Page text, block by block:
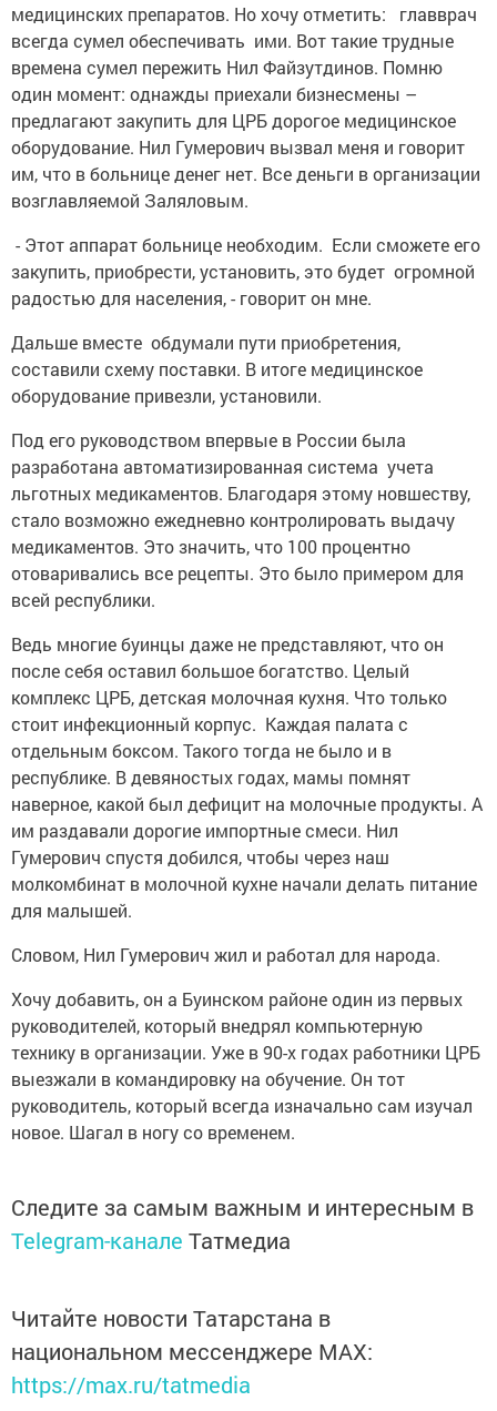
медицинских препаратов. Но хочу отметить: главврач
всегда сумел обеспечивать ими. Вот такие трудные
времена сумел пережить Нил Файзутдинов. Помню
один момент: однажды приехали бизнесмены –
предлагают закупить для ЦРБ дорогое медицинское
оборудование. Нил Гумерович вызвал меня и говорит
им, что в больнице денег нет. Все деньги в организации
возглавляемой Заляловым.
- Этот аппарат больнице необходим. Если сможете его
закупить, приобрести, установить, это будет огромной
радостью для населения, - говорит он мне.
Дальше вместе обдумали пути приобретения,
составили схему поставки. В итоге медицинское
оборудование привезли, установили.
Под его руководством впервые в России была
разработана автоматизированная система учета
льготных медикаментов. Благодаря этому новшеству,
стало возможно ежедневно контролировать выдачу
медикаментов. Это значить, что 100 процентно
отоваривались все рецепты. Это было примером для
всей республики.
Ведь многие буинцы даже не представляют, что он
после себя оставил большое богатство. Целый
комплекс ЦРБ, детская молочная кухня. Что только
стоит инфекционный корпус. Каждая палата с
отдельным боксом. Такого тогда не было и в
республике. В девяностых годах, мамы помнят
наверное, какой был дефицит на молочные продукты. А
им раздавали дорогие импортные смеси. Нил
Гумерович спустя добился, чтобы через наш
молкомбинат в молочной кухне начали делать питание
для малышей.
Словом, Нил Гумерович жил и работал для народа.
Хочу добавить, он а Буинском районе один из первых
руководителей, который внедрял компьютерную
технику в организации. Уже в 90-х годах работники ЦРБ
выезжали в командировку на обучение. Он тот
руководитель, который всегда изначально сам изучал
новое. Шагал в ногу со временем.
Следите за самым важным и интересным в
Telegram-канале Татмедиа
Читайте новости Татарстана в
национальном мессенджере MАХ:
https://max.ru/tatmedia